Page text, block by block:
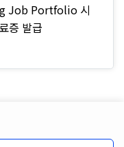
Job Portfolio 시
증 발급